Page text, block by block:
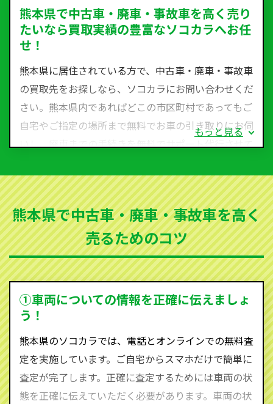
熊本県で中古車・廃車・事故車を高く売り
たいなら買取実績の豊富なソコカラへお任
せ！
熊本県に居住されている方で、中古車・廃車・事故車
の買取先をお探しなら、ソコカラにお問い合わせくだ
さい。熊本県内であればどこの市区町村であってもご
自宅やご指定の場所まで無料でお車の引き取りにお伺
いし、廃車までの手続きを無料でサポート代行させて
など動かない車、水害車、不動車、乗らなくなってし
まった車、車検が切れて動かすことができない車でも
買取可能です。
ソコカラは世界１１０か国に独自の販売ネットワーク
を持ち、国内に自社物流網、自社ヤードをもっている
ため、中間マージンがかかりません。だから高価買取
を実現し、お客様に利益を還元することができるので
す。
590-870）までお問い合わせ下さい。
査定・ご相談・見積もりはすべて無料で行います。安
心してお問い合わせください。
もっと見る
熊本県で中古車・廃車・事故車を高く
売るためのコツ
①車両についての情報を正確に伝えましょ
う！
熊本県のソコカラでは、電話とオンラインでの無料査
定を実施しています。ご自宅からスマホだけで簡単に
査定が完了します。正確に査定するためには車両の状
態を正確に伝えていただく必要があります。車両の状